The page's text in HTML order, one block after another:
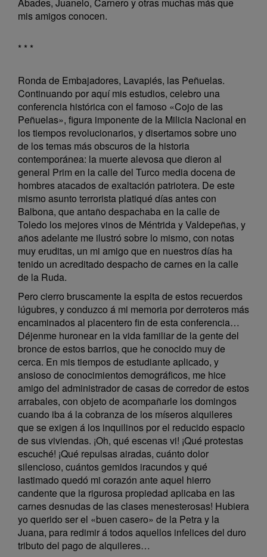
mis amigos conocen.
* * *
Ronda de Embajadores, Lavapiés, las Peñuelas.
Continuando por aquí mis estudios, celebro una
conferencia histórica con el famoso «Cojo de las
Peñuelas», figura imponente de la Milicia Nacional en
los tiempos revolucionarios, y disertamos sobre uno
de los temas más obscuros de la historia
contemporánea: la muerte alevosa que dieron al
general Prim en la calle del Turco media docena de
hombres atacados de exaltación patriotera. De este
mismo asunto terrorista platiqué días antes con
Balbona, que antaño despachaba en la calle de
Toledo los mejores vinos de Méntrida y Valdepeñas, y
años adelante me ilustró sobre lo mismo, con notas
muy eruditas, un mi amigo que en nuestros días ha
tenido un acreditado despacho de carnes en la calle
de la Ruda.
Pero cierro bruscamente la espita de estos recuerdos
lúgubres, y conduzco á mi memoria por derroteros más
encaminados al placentero fin de esta conferencia…
Déjenme huronear en la vida familiar de la gente del
bronce de estos barrios, que he conocido muy de
cerca. En mis tiempos de estudiante aplicado, y
ansioso de conocimientos demográficos, me hice
amigo del administrador de casas de corredor de estos
arrabales, con objeto de acompañarle los domingos
cuando iba á la cobranza de los míseros alquileres
que se exigen á los inquilinos por el reducido espacio
de sus viviendas. ¡Oh, qué escenas vi! ¡Qué protestas
escuché! ¡Qué repulsas airadas, cuánto dolor
silencioso, cuántos gemidos iracundos y qué
lastimado quedó mi corazón ante aquel hierro
candente que la rigurosa propiedad aplicaba en las
carnes desnudas de las clases menesterosas! Hubiera
yo querido ser el «buen casero» de la Petra y la
Juana, para redimir á todos aquellos infelices del duro
tributo del pago de alquileres…